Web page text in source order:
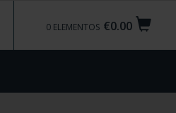
€0.00
0 ELEMENTOS